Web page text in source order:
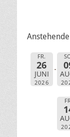
FR.
26
JUNI
2026